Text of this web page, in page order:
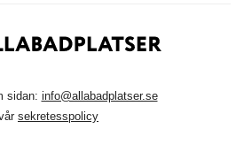
sidan: info@allabadplatser.se
sekretesspolicy